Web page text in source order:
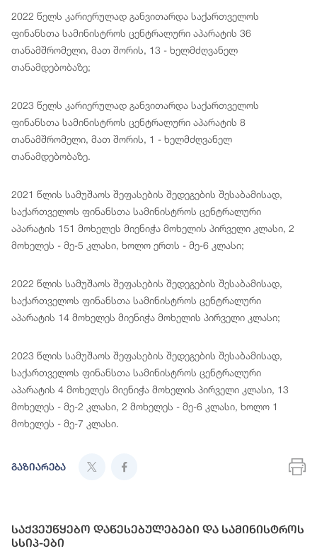
2022 წელს კარიერულად განვითარდა საქართველოს
ფინანსთა სამინისტროს ცენტრალური აპარატის 36
თანამშრომელი, მათ შორის, 13 - ხელმძღვანელ
თანამდებობაზე;
2023 წელს კარიერულად განვითარდა საქართველოს
ფინანსთა სამინისტროს ცენტრალური აპარატის 8
თანამშრომელი, მათ შორის, 1 - ხელმძღვანელ
თანამდებობაზე.
2021 წლის სამუშაოს შეფასების შედეგების შესაბამისად,
საქართველოს ფინანსთა სამინისტროს ცენტრალური
აპარატის 151 მოხელეს მიენიჭა მოხელის პირველი კლასი, 2
მოხელეს - მე-5 კლასი, ხოლო ერთს - მე-6 კლასი;
2022 წლის სამუშაოს შეფასების შედეგების შესაბამისად,
საქართველოს ფინანსთა სამინისტროს ცენტრალური
აპარატის 14 მოხელეს მიენიჭა მოხელის პირველი კლასი;
2023 წლის სამუშაოს შეფასების შედეგების შესაბამისად,
საქართველოს ფინანსთა სამინისტროს ცენტრალური
აპარატის 4 მოხელეს მიენიჭა მოხელის პირველი კლასი, 13
მოხელეს - მე-2 კლასი, 2 მოხელეს - მე-6 კლასი, ხოლო 1
მოხელეს - მე-7 კლასი.
გაზიარება
საქვეუწყებო დაწესებულებები და სამინისტროს
სსიპ-ები